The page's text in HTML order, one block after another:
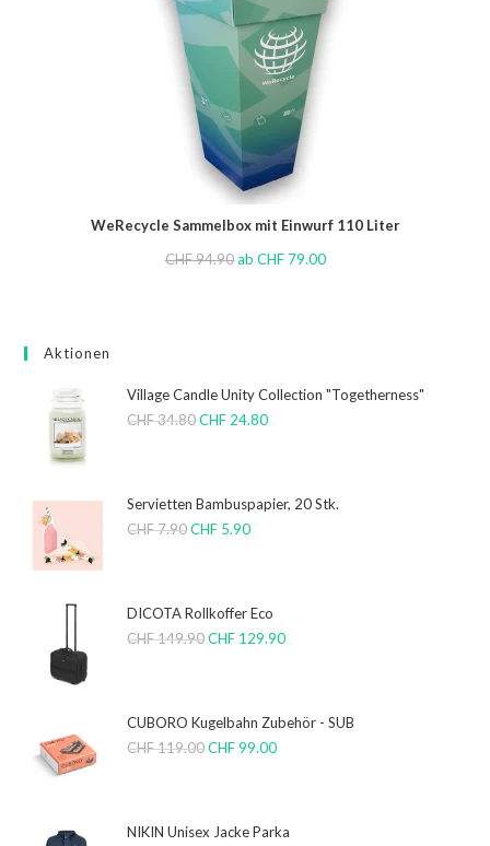
WeRecycle Sammelbox mit Einwurf 110 Liter
CHF94.90 ab CHF79.00
Aktionen
Village Candle Unity Collection "Togetherness"
CHF34.80 CHF 24.80
Servietten Bambuspapier, 20 Stk.
CHF7.90 CHF 5.90
DICOTA Rollkoffer Eco
CHF149.90 CHF 129.90
CUBORO Kugelbahn Zubehör - SUB
CHF119.00 CHF99.00
NIKIN Unisex Jacke Parka